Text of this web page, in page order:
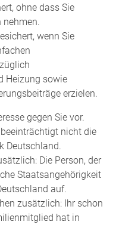
ohne dass Sie
wenn Sie
Heizung sowie
erzielen.
gegen Sie vor.
nicht die
Deutschland.
Die Person, der
Staatsangehörigkeit
auf.
zusätzlich: Ihr schon
hat in